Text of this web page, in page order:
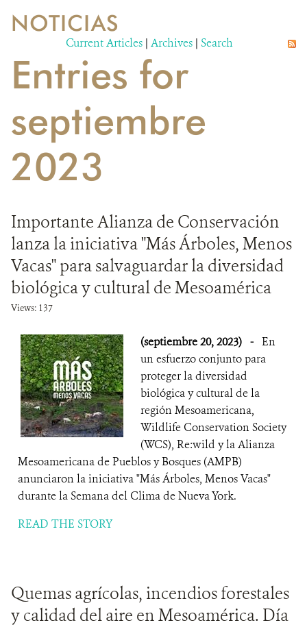
EVENTOS Y MULTIMEDIA
PUBLICACIONES
NOTICIAS
CONTACTO
NOTICIAS
Current Articles | Archives | Search
Entries for
septiembre
2023
Importante Alianza de Conservación
lanza la iniciativa "Más Árboles, Menos
Vacas" para salvaguardar la diversidad
biológica y cultural de Mesoamérica
Views: 137
(septiembre 20, 2023) - En
un esfuerzo conjunto para
proteger la diversidad
biológica y cultural de la
región Mesoamericana,
Wildlife Conservation Society
(WCS), Re:wild y la Alianza
Mesoamericana de Pueblos y Bosques (AMPB)
anunciaron la iniciativa "Más Árboles, Menos Vacas"
durante la Semana del Clima de Nueva York.
READ THE STORY
Quemas agrícolas, incendios forestales
y calidad del aire en Mesoamérica. Día